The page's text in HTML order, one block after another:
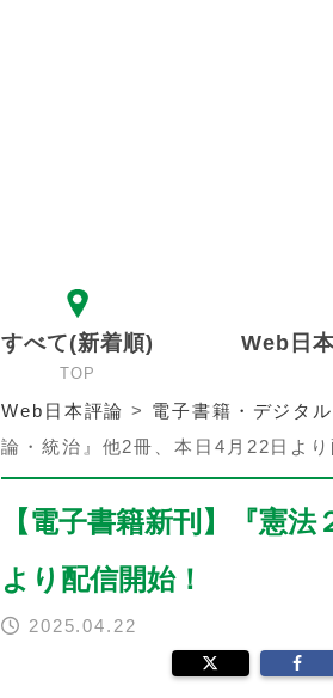
すべて(新着順)
TOP
Web日
Web日本評論 > 電子書籍・デジタ
論・統治』他2冊、本日4月22日より
【電子書籍新刊】『憲
より配信開始！
2025.04.22